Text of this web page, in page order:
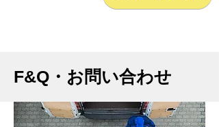
F&Q・お問い合わせ